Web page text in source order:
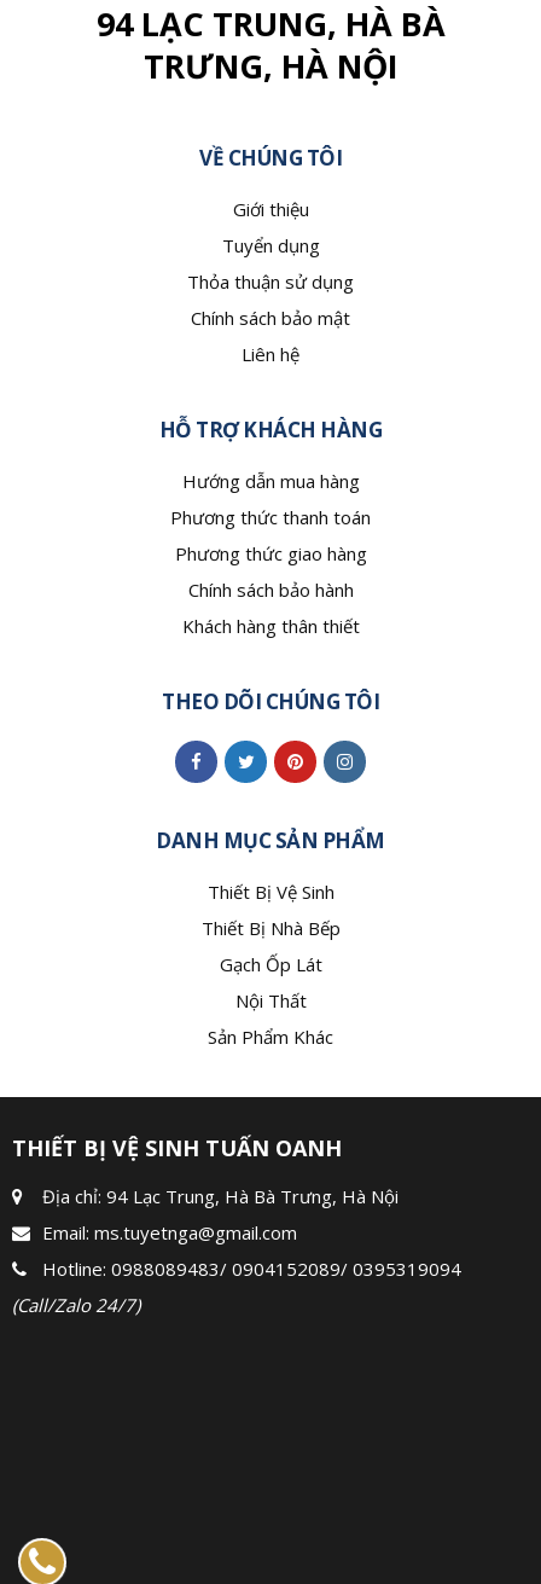
94 LẠC TRUNG, HÀ BÀ
TRƯNG, HÀ NỘI
VỀ CHÚNG TÔI
Giới thiệu
Tuyển dụng
Thỏa thuận sử dụng
Chính sách bảo mật
Liên hệ
HỖ TRỢ KHÁCH HÀNG
Hướng dẫn mua hàng
Phương thức thanh toán
Phương thức giao hàng
Chính sách bảo hành
Khách hàng thân thiết
THEO DÕI CHÚNG TÔI
DANH MỤC SẢN PHẨM
Thiết Bị Vệ Sinh
Thiết Bị Nhà Bếp
Gạch Ốp Lát
Nội Thất
Sản Phẩm Khác
THIẾT BỊ VỆ SINH TUẤN OANH
Địa chỉ: 94 Lạc Trung, Hà Bà Trưng, Hà Nội
Email: ms.tuyetnga@gmail.com
Hotline: 0988089483/ 0904152089/ 0395319094
(Call/Zalo 24/7)